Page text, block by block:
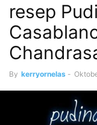
resep
By kerryornelas -